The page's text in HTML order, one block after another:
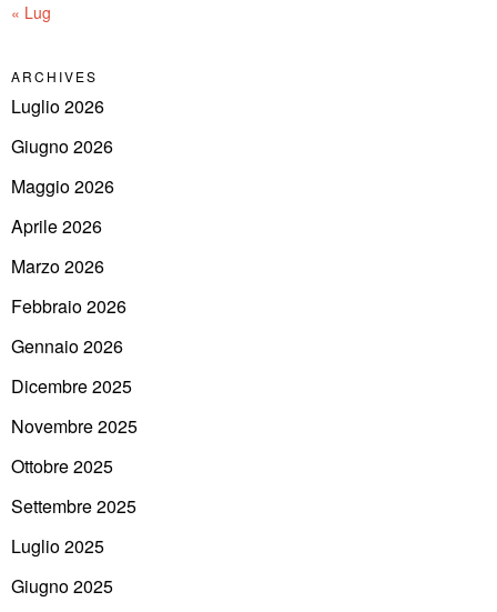
« Lug
ARCHIVES
Luglio 2026
Giugno 2026
Maggio 2026
Aprile 2026
Marzo 2026
Febbraio 2026
Gennaio 2026
Dicembre 2025
Novembre 2025
Ottobre 2025
Settembre 2025
Luglio 2025
Giugno 2025